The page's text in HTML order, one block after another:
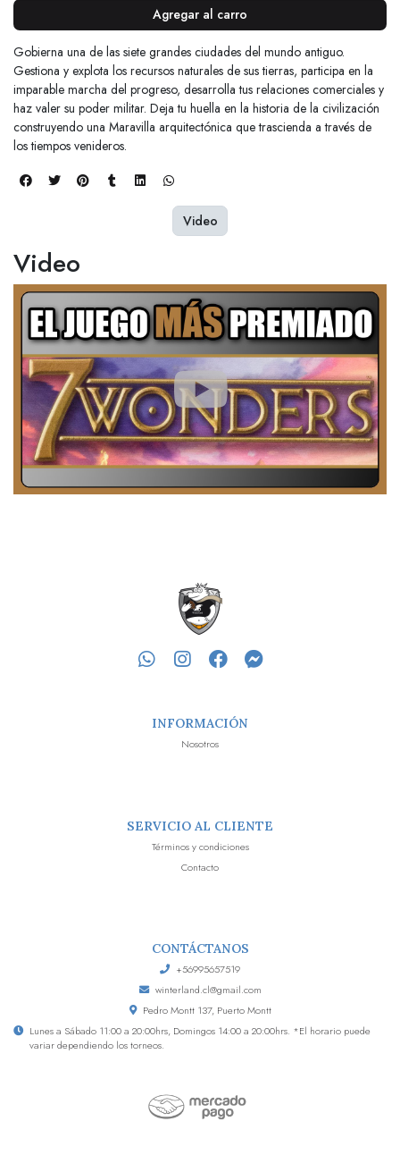
Agregar al carro
Gobierna una de las siete grandes ciudades del mundo antiguo.
Gestiona y explota los recursos naturales de sus tierras, participa en la
imparable marcha del progreso, desarrolla tus relaciones comerciales y
haz valer su poder militar. Deja tu huella en la historia de la civilización
construyendo una Maravilla arquitectónica que trascienda a través de
los tiempos venideros.
Video
Video
INFORMACIÓN
Nosotros
SERVICIO AL CLIENTE
Términos y condiciones
Contacto
CONTÁCTANOS
+56995657519
winterland.cl@gmail.com
Pedro Montt 137, Puerto Montt
Lunes a Sábado 11:00 a 20:00hrs, Domingos 14:00 a 20:00hrs. *El horario puede
variar dependiendo los torneos.